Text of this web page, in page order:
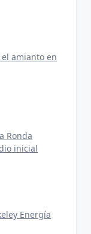
el amianto en
Ronda
inicial
Energía